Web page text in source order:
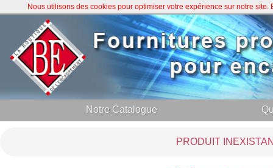
Notre Catalogue
PRODUIT
Nous utilisons des cookies pour optimiser votre expérience sur notre